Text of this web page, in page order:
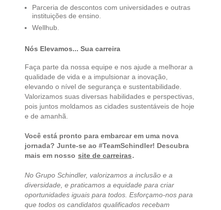
Parceria de descontos com universidades e outras
instituições de ensino.​​
Wellhub.​​
Nós Elevamos... Sua carreira
Faça parte da nossa equipe e nos ajude a melhorar a
qualidade de vida e a impulsionar a inovação,
elevando o nível de segurança e sustentabilidade.
Valorizamos suas diversas habilidades e perspectivas,
pois juntos moldamos as cidades sustentáveis de hoje
e de amanhã.
Você está pronto para embarcar em uma nova
jornada? Junte-se ao #TeamSchindler! Descubra
mais em nosso site de carreiras.
No Grupo Schindler, valorizamos a inclusão e a
diversidade, e praticamos a equidade para criar
oportunidades iguais para todos. Esforçamo-nos para
que todos os candidatos qualificados recebam